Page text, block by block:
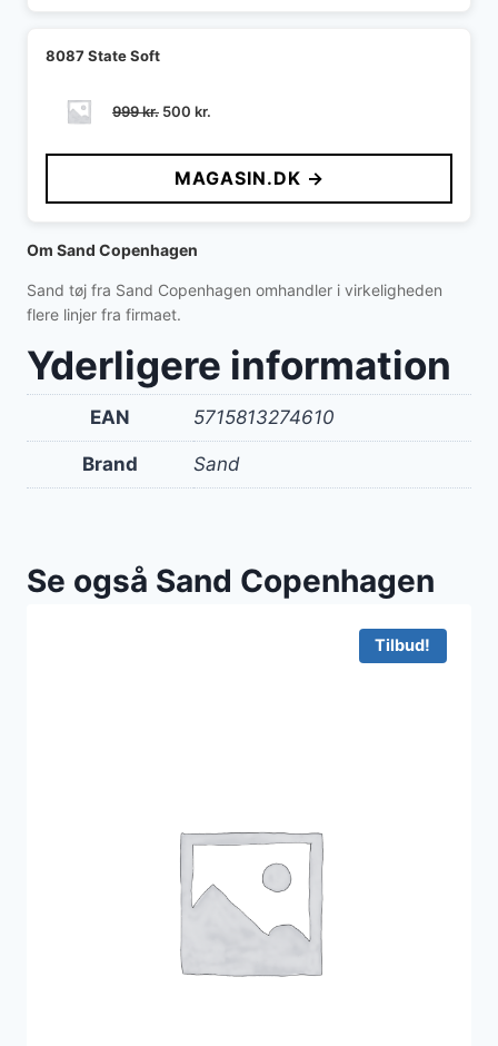
8087 State Soft
999kr. Den
pris
var:
999 kr..
500 kr.
pris
er:
500 kr..
MAGASIN.DK →
Om Sand Copenhagen
Sand tøj fra Sand Copenhagen omhandler i virkeligheden
flere linjer fra firmaet.
Yderligere information
EAN 5715813274610
Brand Sand
Se også Sand Copenhagen
Tilbud!